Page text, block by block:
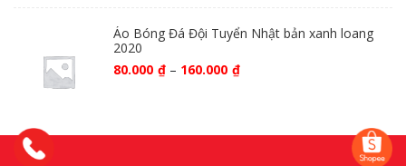
Áo Bóng Đá Đội Tuyển Nhật bản xanh loang
2020
80.000 ₫ – 160.000 ₫